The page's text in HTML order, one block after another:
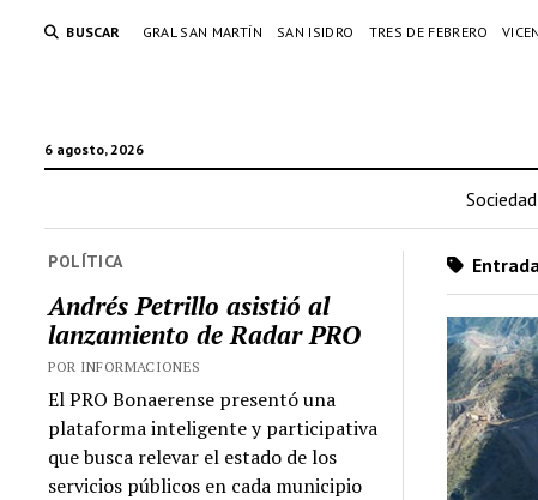
BUSCAR GRAL SAN MARTÍN SAN ISIDRO TRES DE FEBRERO
6 agosto, 2026
Sociedad
POLÍTICA
Andrés Petrillo asistió al
lanzamiento de Radar PRO
POR INFORMACIONES
El PRO Bonaerense presentó una
plataforma inteligente y participativa
que busca relevar el estado de los
servicios públicos en cada municipio